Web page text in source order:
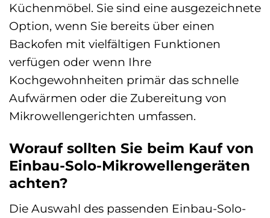
Küchenmöbel. Sie sind eine ausgezeichnete
Option, wenn Sie bereits über einen
Backofen mit vielfältigen Funktionen
verfügen oder wenn Ihre
Kochgewohnheiten primär das schnelle
Aufwärmen oder die Zubereitung von
Mikrowellengerichten umfassen.
Worauf sollten Sie beim Kauf von
Einbau-Solo-Mikrowellengeräten
achten?
Die Auswahl des passenden Einbau-Solo-